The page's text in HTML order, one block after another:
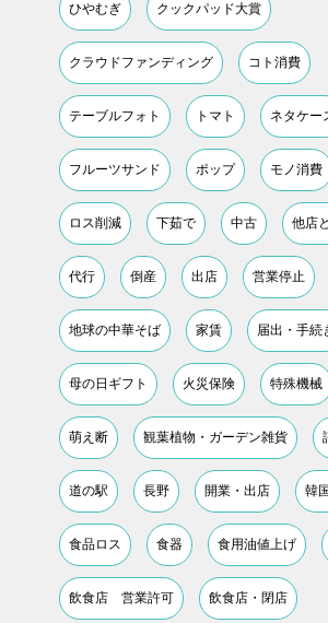
ひやむぎ クックパッド大賞
クラウドファンディング コト消費
テーブルフォト トマト ネタケー
フルーツサンド ポップ モノ消費
ロス削減 下茹で 中古 他店
代行 倒産 出店 営業停止
地球の中華そば 家賃 届出・手続
母の日ギフト 火災保険 特殊機械
萌え断 観葉植物・ガーデン雑貨
道の駅 長野 開業・出店 韓
食品ロス 食器 食用油値上げ
飲食店 営業許可 飲食店・閉店